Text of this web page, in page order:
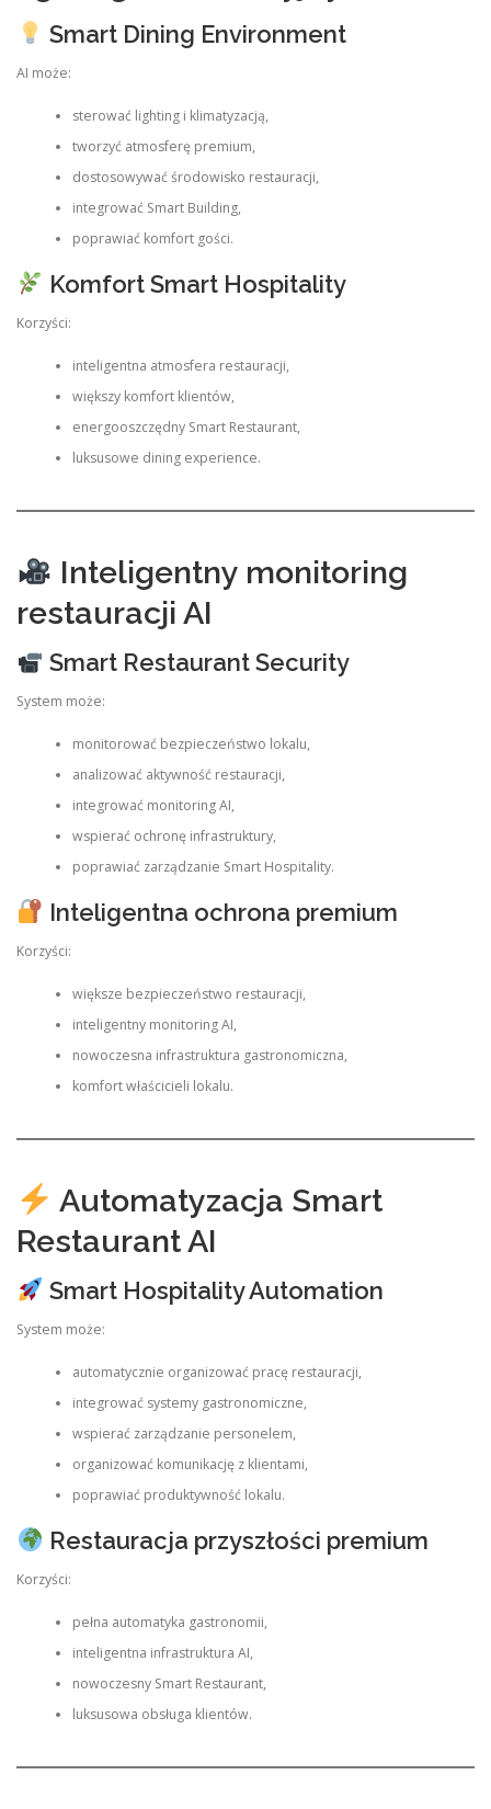
Smart Dining Environment
AI może:
sterować lighting i klimatyzacją,
tworzyć atmosferę premium,
dostosowywać środowisko restauracji,
integrować Smart Building,
poprawiać komfort gości.
Komfort Smart Hospitality
Korzyści:
inteligentna atmosfera restauracji,
większy komfort klientów,
energooszczędny Smart Restaurant,
luksusowe dining experience.
Inteligentny monitoring
restauracji AI
Smart Restaurant Security
System może:
monitorować bezpieczeństwo lokalu,
analizować aktywność restauracji,
integrować monitoring AI,
wspierać ochronę infrastruktury,
poprawiać zarządzanie Smart Hospitality.
Inteligentna ochrona premium
Korzyści:
większe bezpieczeństwo restauracji,
inteligentny monitoring AI,
nowoczesna infrastruktura gastronomiczna,
komfort właścicieli lokalu.
Automatyzacja Smart
Restaurant AI
Smart Hospitality Automation
System może:
automatycznie organizować pracę restauracji,
integrować systemy gastronomiczne,
wspierać zarządzanie personelem,
organizować komunikację z klientami,
poprawiać produktywność lokalu.
Restauracja przyszłości premium
Korzyści:
pełna automatyka gastronomii,
inteligentna infrastruktura AI,
nowoczesny Smart Restaurant,
luksusowa obsługa klientów.